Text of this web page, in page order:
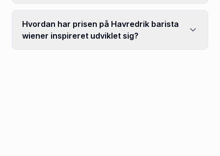
Hvordan har prisen på Havredrik barista
wiener inspireret udviklet sig?